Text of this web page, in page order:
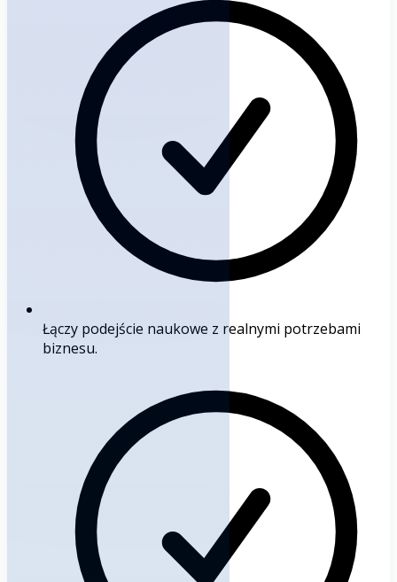
Łączy podejście naukowe z realnymi potrzebami
biznesu.